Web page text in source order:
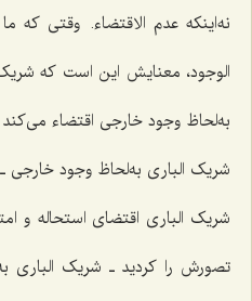
نه‌اینکه عدم الاقتضاء. وقتی که
الوجود، معنایش این است که شریک
به‌لحاظ وجود خارجی اقتضاء
شریک الباری به‌لحاظ وجود خارجی
شریک الباری اقتضای استحاله و
تصورش را کردید ـ شریک الباری